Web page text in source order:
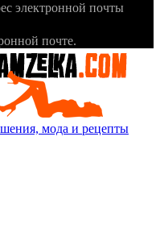
электронной почты
почте.
мода и рецепты